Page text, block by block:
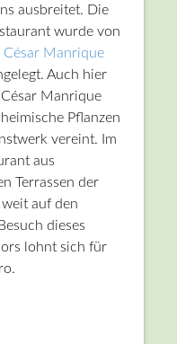
ausbreitet. Die
wurde von
César Manrique
Auch hier
Manrique
Pflanzen
vereint. Im
aus
Terrassen der
auf den
dieses
lohnt sich für